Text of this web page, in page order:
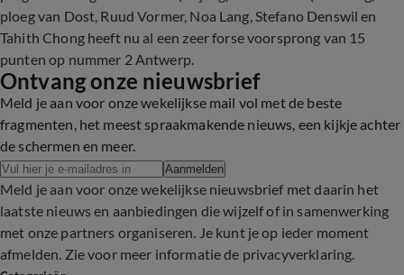
ploeg van Dost, Ruud Vormer, Noa Lang, Stefano Denswil en
Tahith Chong heeft nu al een zeer forse voorsprong van 15
punten op nummer 2 Antwerp.
Ontvang onze nieuwsbrief
Meld je aan voor onze wekelijkse mail vol met de beste
fragmenten, het meest spraakmakende nieuws, een kijkje achter
de schermen en meer.
Aanmelden
Meld je aan voor onze wekelijkse nieuwsbrief met daarin het
laatste nieuws en aanbiedingen die wijzelf of in samenwerking
met onze partners organiseren. Je kunt je op ieder moment
afmelden. Zie voor meer informatie de privacyverklaring.